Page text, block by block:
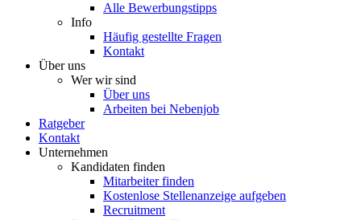
Alle Bewerbungstipps
Info
Häufig gestellte Fragen
Kontakt
Über uns
Wer wir sind
Über uns
Arbeiten bei Nebenjob
Ratgeber
Kontakt
Unternehmen
Kandidaten finden
Mitarbeiter finden
Kostenlose Stellenanzeige aufgeben
Recruitment